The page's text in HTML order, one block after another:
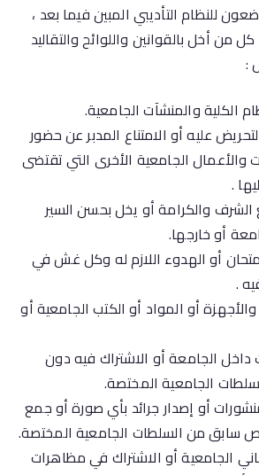
للنظام التأديبي المبين فيما بعد ،
من أخل بالقوانين واللوائح والتقاليد
:
الكلية والمنشآت الجامعية.
عليه أو الامتناع المدبر عن حضور
والأعمال الجامعية الأخرى التي تقتضى
.
والكرامة أو يخل بحسن السير
أو خارجها.
أو الهدوء اللازم له وكل غش في
.
أو المواد أو الكتب الجامعية أو
داخل الجامعة أو الاشتراك فيه دون
الجامعية المختصة.
أو إصدار جرائد بأي صورة أو جمع
سابق من السلطات الجامعية المختصة.
الجامعية أو الاشتراك في مظاهرات